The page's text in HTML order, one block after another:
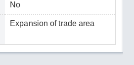
No
Expansion of trade area